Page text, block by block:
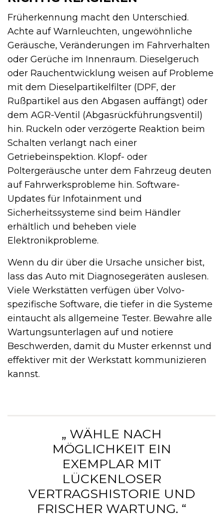
Früherkennung macht den Unterschied.
Achte auf Warnleuchten, ungewöhnliche
Geräusche, Veränderungen im Fahrverhalten
oder Gerüche im Innenraum. Dieselgeruch
oder Rauchentwicklung weisen auf Probleme
mit dem Dieselpartikelfilter (DPF, der
Rußpartikel aus den Abgasen auffängt) oder
dem AGR-Ventil (Abgasrückführungsventil)
hin. Ruckeln oder verzögerte Reaktion beim
Schalten verlangt nach einer
Getriebeinspektion. Klopf- oder
Poltergeräusche unter dem Fahrzeug deuten
auf Fahrwerksprobleme hin. Software-
Updates für Infotainment und
Sicherheitssysteme sind beim Händler
erhältlich und beheben viele
Elektronikprobleme.
Wenn du dir über die Ursache unsicher bist,
lass das Auto mit Diagnosegeräten auslesen.
Viele Werkstätten verfügen über Volvo-
spezifische Software, die tiefer in die Systeme
eintaucht als allgemeine Tester. Bewahre alle
Wartungsunterlagen auf und notiere
Beschwerden, damit du Muster erkennst und
effektiver mit der Werkstatt kommunizieren
kannst.
„ WÄHLE NACH
MÖGLICHKEIT EIN
EXEMPLAR MIT
LÜCKENLOSER
VERTRAGSHISTORIE UND
FRISCHER WARTUNG. “